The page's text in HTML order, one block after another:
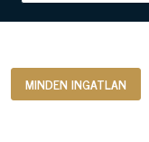
MINDEN INGATLAN